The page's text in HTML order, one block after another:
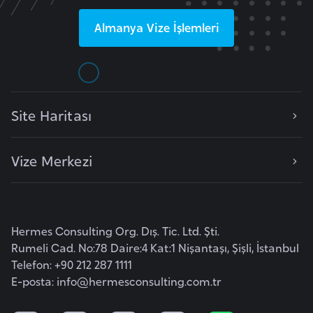
Almanya Vize İşlemleri
Site Haritası
Vize Merkezi
Hermes Consulting Org. Dış. Tic. Ltd. Şti.
Rumeli Cad. No:78 Daire:4 Kat:1 Nişantaşı, Şişli, İstanbul
Telefon: +90 212 287 1111
E-posta: info@hermesconsulting.com.tr
a
C
u
m
h